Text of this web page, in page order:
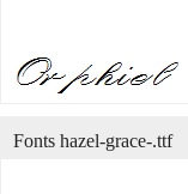
Fonts hazel-grace-.ttf